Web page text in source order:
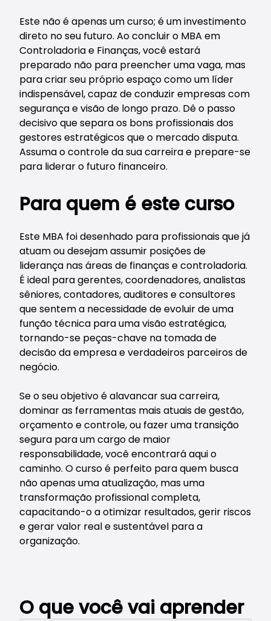
Este não é apenas um curso; é um investimento
direto no seu futuro. Ao concluir o MBA em
Controladoria e Finanças, você estará
preparado não para preencher uma vaga, mas
para criar seu próprio espaço como um líder
indispensável, capaz de conduzir empresas com
segurança e visão de longo prazo. Dê o passo
decisivo que separa os bons profissionais dos
gestores estratégicos que o mercado disputa.
Assuma o controle da sua carreira e prepare-se
para liderar o futuro financeiro.
Para quem é este curso
Este MBA foi desenhado para profissionais que já
atuam ou desejam assumir posições de
liderança nas áreas de finanças e controladoria.
É ideal para gerentes, coordenadores, analistas
sêniores, contadores, auditores e consultores
que sentem a necessidade de evoluir de uma
função técnica para uma visão estratégica,
tornando-se peças-chave na tomada de
decisão da empresa e verdadeiros parceiros de
negócio.
Se o seu objetivo é alavancar sua carreira,
dominar as ferramentas mais atuais de gestão,
orçamento e controle, ou fazer uma transição
segura para um cargo de maior
responsabilidade, você encontrará aqui o
caminho. O curso é perfeito para quem busca
não apenas uma atualização, mas uma
transformação profissional completa,
capacitando-o a otimizar resultados, gerir riscos
e gerar valor real e sustentável para a
organização.
O que você vai aprender